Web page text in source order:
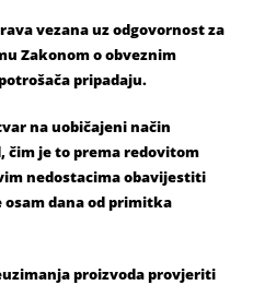
vezana uz odgovornost za
Zakonom o obveznim
pripadaju.
na uobičajeni način
čim je to prema redovitom
nedostacima obavijestiti
dana od primitka
proizvoda provjeriti